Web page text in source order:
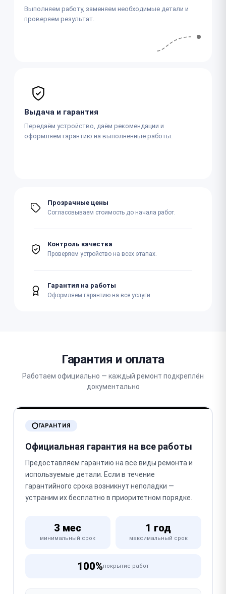
Выполняем работу, заменяем необходимые детали и
проверяем результат.
Выдача и гарантия
Передаём устройство, даём рекомендации и
оформляем гарантию на выполненные работы.
Прозрачные цены
Согласовываем стоимость до начала работ.
Контроль качества
Проверяем устройство на всех этапах.
Гарантия на работы
Оформляем гарантию на все услуги.
Гарантия и оплата
Работаем официально — каждый ремонт подкреплён
документально
ГАРАНТИЯ
Официальная гарантия на все работы
Предоставляем гарантию на все виды ремонта и
используемые детали. Если в течение
гарантийного срока возникнут неполадки —
устраним их бесплатно в приоритетном порядке.
3 мес
минимальный срок
1 год
максимальный срок
100%покрытие работ